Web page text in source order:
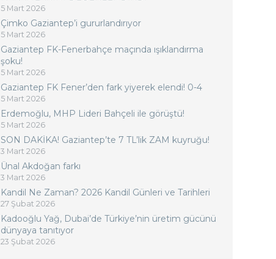
5 Mart 2026
Çimko Gaziantep’i gururlandırıyor
5 Mart 2026
Gaziantep FK-Fenerbahçe maçında ışıklandırma
şoku!
5 Mart 2026
Gaziantep FK Fener’den fark yiyerek elendi! 0-4
5 Mart 2026
Erdemoğlu, MHP Lideri Bahçeli ile görüştü!
5 Mart 2026
SON DAKİKA! Gaziantep’te 7 TL’lik ZAM kuyruğu!
3 Mart 2026
Ünal Akdoğan farkı
3 Mart 2026
Kandil Ne Zaman? 2026 Kandil Günleri ve Tarihleri
27 Şubat 2026
Kadooğlu Yağ, Dubai’de Türkiye’nin üretim gücünü
dünyaya tanıtıyor
23 Şubat 2026